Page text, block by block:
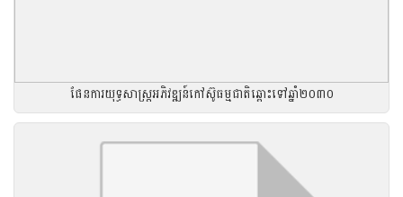
ផែនការយុទ្ធសាស្រ្តអភិវឌ្ឍន៍កៅស៊ូធម្មជាតិឆ្ពោះទៅឆ្នាំ២០៣០